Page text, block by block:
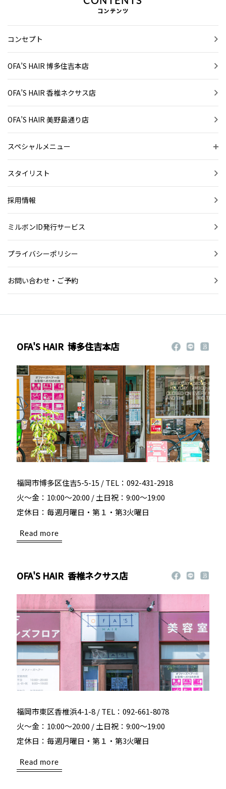
コンテンツ
コンセプト
OFA’S HAIR 博多住吉本店
OFA’S HAIR 香椎ネクサス店
OFA’S HAIR 美野島通り店
スペシャルメニュー
スタイリスト
採用情報
ミルボンID発行サービス
プライバシーポリシー
お問い合わせ・ご予約
OFA'S HAIR 博多住吉本店
福岡市博多区住吉5-5-15 / TEL：092-431-2918
火～金：10:00～20:00 / 土日祝：9:00～19:00
定休日：毎週月曜日・第１・第3火曜日
Read more
OFA'S HAIR 香椎ネクサス店
福岡市東区香椎浜4-1-8 / TEL：092-661-8078
火～金：10:00～20:00 / 土日祝：9:00～19:00
定休日：毎週月曜日・第１・第3火曜日
Read more